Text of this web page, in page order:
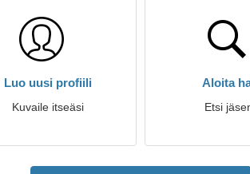
Luo uusi profiili
Kuvaile itseäsi
Aloita
Etsi